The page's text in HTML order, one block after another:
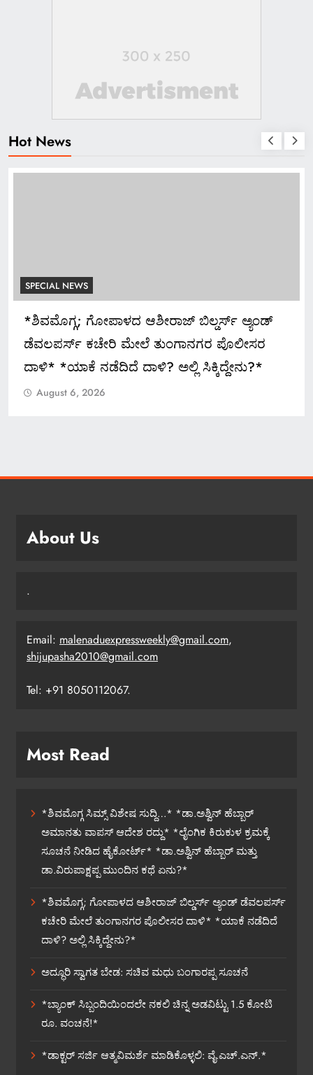
Hot News
SPECIAL NEWS
*ಶಿವಮೊಗ್ಗ; ಗೋಪಾಳದ ಆಶೀರಾಜ್ ಬಿಲ್ಡರ್ಸ್ ಅ್ಯಂಡ್
ಡೆವಲಪರ್ಸ್ ಕಚೇರಿ ಮೇಲೆ ತುಂಗಾನಗರ ಪೊಲೀಸರ
ದಾಳಿ* *ಯಾಕೆ ನಡೆದಿದೆ ದಾಳಿ? ಅಲ್ಲಿ ಸಿಕ್ಕಿದ್ದೇನು?*
August 6, 2026
About Us
.
Email: malenaduexpressweekly@gmail.com,
shijupasha2010@gmail.com
Tel: +91 8050112067.
Most Read
*ಶಿವಮೊಗ್ಗ ಸಿಮ್ಸ್ ವಿಶೇಷ ಸುದ್ದಿ…* *ಡಾ.ಅಶ್ವಿನ್ ಹೆಬ್ಬಾರ್
ಅಮಾನತು ವಾಪಸ್ ಆದೇಶ ರದ್ದು* *ಲೈಂಗಿಕ ಕಿರುಕುಳ ಕ್ರಮಕ್ಕೆ
ಸೂಚನೆ ನೀಡಿದ ಹೈಕೋರ್ಟ್* *ಡಾ.ಅಶ್ವಿನ್ ಹೆಬ್ಬಾರ್ ಮತ್ತು
ಡಾ.ವಿರುಪಾಕ್ಷಪ್ಪ ಮುಂದಿನ ಕಥೆ ಏನು?*
*ಶಿವಮೊಗ್ಗ; ಗೋಪಾಳದ ಆಶೀರಾಜ್ ಬಿಲ್ಡರ್ಸ್ ಅ್ಯಂಡ್ ಡೆವಲಪರ್ಸ್
ಕಚೇರಿ ಮೇಲೆ ತುಂಗಾನಗರ ಪೊಲೀಸರ ದಾಳಿ* *ಯಾಕೆ ನಡೆದಿದೆ
ದಾಳಿ? ಅಲ್ಲಿ ಸಿಕ್ಕಿದ್ದೇನು?*
ಅದ್ಧೂರಿ ಸ್ವಾಗತ ಬೇಡ: ಸಚಿವ ಮಧು ಬಂಗಾರಪ್ಪ ಸೂಚನೆ
*ಬ್ಯಾಂಕ್ ಸಿಬ್ಬಂದಿಯಿಂದಲೇ ನಕಲಿ ಚಿನ್ನ ಅಡವಿಟ್ಟು 1.5 ಕೋಟಿ
ರೂ. ವಂಚನೆ!*
*ಡಾಕ್ಟರ್ ಸರ್ಜಿ ಆತ್ಮವಿಮರ್ಶೆ ಮಾಡಿಕೊಳ್ಳಲಿ: ವೈ.ಎಚ್.ಎನ್.*